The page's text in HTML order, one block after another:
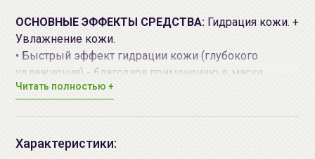
ОСНОВНЫЕ ЭФФЕКТЫ СРЕДСТВА: Гидрация кожи. +
Увлажнение кожи.
• Быстрый эффект гидрации кожи (глубокого
увлажнения) - благодаря применению в маске
фирменной MEDIUS формулы «SOS Water Balm
мгновенно, эффективно и глубоко увлажняет кожу,
Читать полностью +
Характеристики: